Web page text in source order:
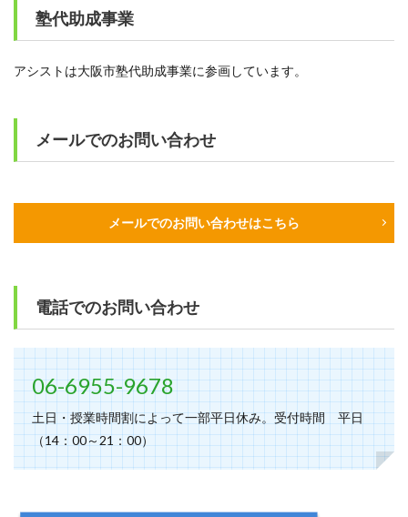
塾代助成事業
アシストは大阪市塾代助成事業に参画しています。
メールでのお問い合わせ
メールでのお問い合わせはこちら
電話でのお問い合わせ
06-6955-9678
土日・授業時間割によって一部平日休み。受付時間 平日
（14：00～21：00）